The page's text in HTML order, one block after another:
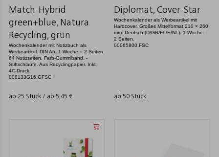
Match-Hybrid
green+blue, Natura
Recycling, grün
Wochenkalender mit Notizbuch als
Werbeartikel. DIN A5. 1 Woche = 2 Seiten.
64 Notizseiten. Farb-Gummiband, -
Stiftschlaufe. Aus Recyclingpapier. Inkl.
4C-Druck.
008133G16.GFSC
ab 25 Stück / ab 5,45 €
Diplomat, Cover-Star
Wochenkalender als Werbeartikel mit
Hardcover. Großes Mittelformat 210 × 260
mm. Deutsch (D/GB/F/I/E/NL). 1 Woche =
2 Seiten.
00065800.FSC
ab 50 Stück